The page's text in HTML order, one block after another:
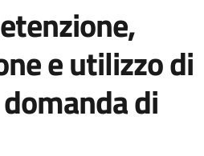
e utilizzo di
di